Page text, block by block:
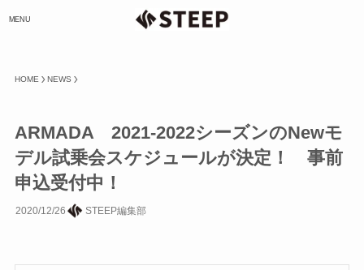
MENU
HOME NEWS
ARMADA 2021-2022シーズンのNewモ
デル試乗会スケジュールが決定！ 事前
申込受付中！
2020/12/26 STEEP編集部